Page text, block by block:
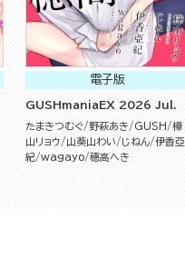
電子版
GUSHmaniaEX 2026 Jul.
たまきつむぐ 野萩あき GUSH
樺
山リョウ
山葵山わい じねん 伊香亞
紀
wagayo 穂高へき